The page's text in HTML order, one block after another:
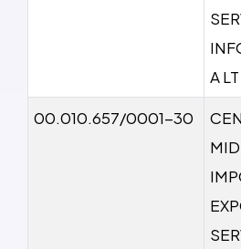
A LT
00.010.657/0001-30